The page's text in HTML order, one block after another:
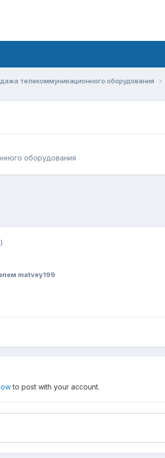
телекоммуникационного оборудования
оборудования
matvey199
to post with your account.